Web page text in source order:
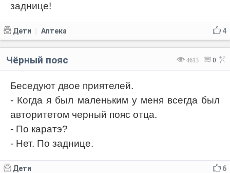
заднице!
4
Дети Аптека
4613 0
Чёрный пояс
Беседуют двое приятелей.
- Когда я был маленьким у меня всегда был
авторитетом черный пояс отца.
- По каратэ?
- Нет. По заднице.
6
Дети